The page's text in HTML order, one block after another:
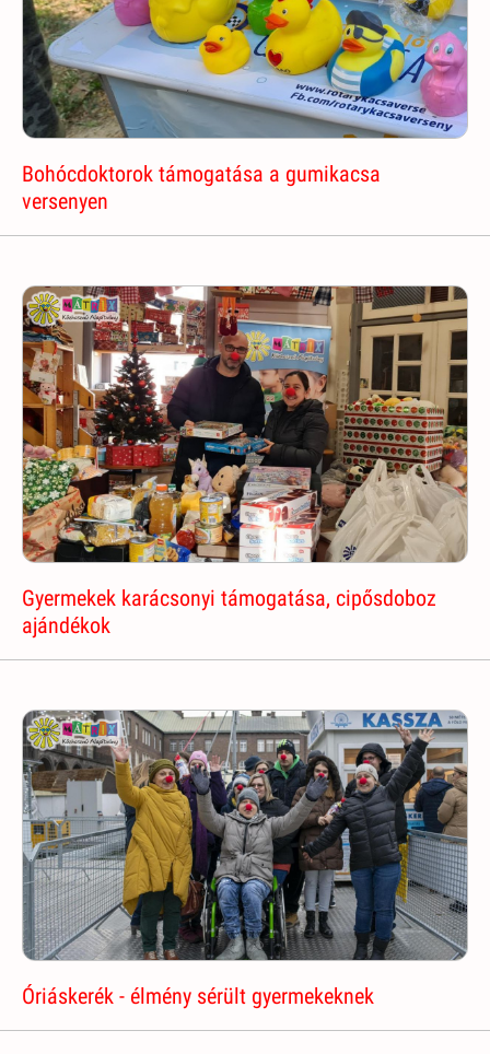
Bohócdoktorok támogatása a gumikacsa
versenyen
Gyermekek karácsonyi támogatása, cipősdoboz
ajándékok
Óriáskerék - élmény sérült gyermekeknek